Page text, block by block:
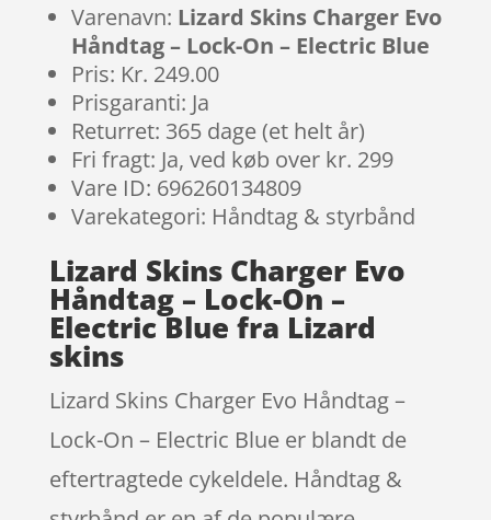
Varenavn: Lizard Skins Charger Evo
Håndtag – Lock-On – Electric Blue
Pris: Kr. 249.00
Prisgaranti: Ja
Returret: 365 dage (et helt år)
Fri fragt: Ja, ved køb over kr. 299
Vare ID: 696260134809
Varekategori: Håndtag & styrbånd
Lizard Skins Charger Evo
Håndtag – Lock-On –
Electric Blue fra Lizard
skins
Lizard Skins Charger Evo Håndtag –
Lock-On – Electric Blue er blandt de
eftertragtede cykeldele. Håndtag &